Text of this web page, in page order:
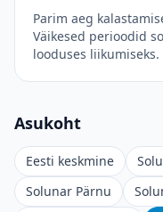
Parim aeg
Väikesed perioodid
looduses liikumiseks.
Asukoht
Eesti keskmine
Solunar Pärnu